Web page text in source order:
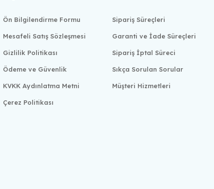
Ön Bilgilendirme Formu
Mesafeli Satış Sözleşmesi
Gizlilik Politikası
Ödeme ve Güvenlik
KVKK Aydınlatma Metni
Çerez Politikası
Sipariş Süreçleri
Garanti ve İade Süreçleri
Sipariş İptal Süreci
Sıkça Sorulan Sorular
Müşteri Hizmetleri